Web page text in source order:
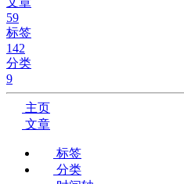
59
标签
142
分类
9
主页
文章
标签
分类